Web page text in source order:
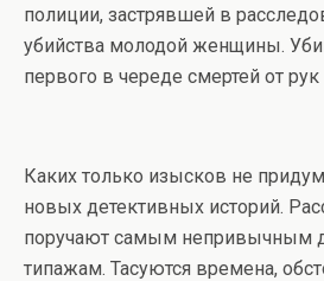
полиции, застрявшей в
убийства молодой женщины.
первого в череде смертей от
Каких только изысков не
новых детективных историй.
поручают самым непривычным
типажам. Тасуются времена,